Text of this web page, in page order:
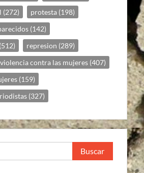
(272) protesta (198)
(142)
(512) represion (289)
violencia contra las mujeres (407)
(159)
(327)
Buscar: